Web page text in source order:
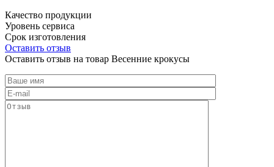
Качество продукции
Уровень сервиса
Срок изготовления
Оставить отзыв
Оставить отзыв на товар Весенние крокусы